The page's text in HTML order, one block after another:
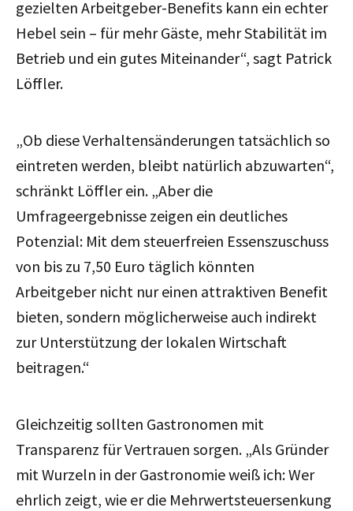
gezielten Arbeitgeber-Benefits kann ein echter
Hebel sein – für mehr Gäste, mehr Stabilität im
Betrieb und ein gutes Miteinander“, sagt Patrick
Löffler.
„Ob diese Verhaltensänderungen tatsächlich so
eintreten werden, bleibt natürlich abzuwarten“,
schränkt Löffler ein. „Aber die
Umfrageergebnisse zeigen ein deutliches
Potenzial: Mit dem steuerfreien Essenszuschuss
von bis zu 7,50 Euro täglich könnten
Arbeitgeber nicht nur einen attraktiven Benefit
bieten, sondern möglicherweise auch indirekt
zur Unterstützung der lokalen Wirtschaft
beitragen.“
Gleichzeitig sollten Gastronomen mit
Transparenz für Vertrauen sorgen. „Als Gründer
mit Wurzeln in der Gastronomie weiß ich: Wer
ehrlich zeigt, wie er die Mehrwertsteuersenkung